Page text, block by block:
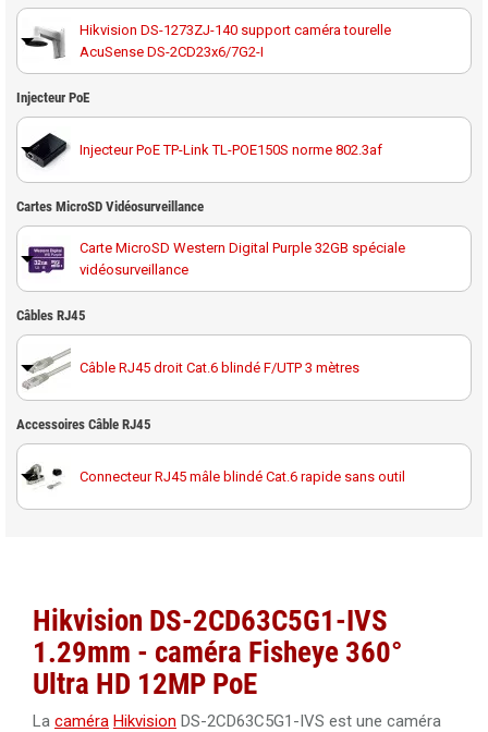
Hikvision DS-1273ZJ-140 support caméra tourelle
AcuSense DS-2CD23x6/7G2-I
Hikvision DS-1273ZJ-140B support avec boîte de
jonction caméra tourelle AcuSense DS-2CD23x6/7G2-I
Injecteur PoE
Injecteur PoE TP-Link TL-POE150S norme 802.3af
Cartes MicroSD Vidéosurveillance
Carte MicroSD Western Digital Purple 32GB spéciale
vidéosurveillance
Carte MicroSD Western Digital Purple 64GB spéciale
vidéosurveillance
vidéosurveillance
Carte MicroSD Western Digital Purple 256GB spéciale
vidéosurveillance
Câbles RJ45
Câble RJ45 droit Cat.6 blindé F/UTP 3 mètres
Câble RJ45 droit Cat.6 blindé F/UTP 10 mètres
Câble RJ45 droit Cat.6 blindé F/UTP 40 mètres 100%
cuivre
Accessoires Câble RJ45
Connecteur RJ45 mâle blindé Cat.6 rapide sans outil
Hikvision DS-2CD63C5G1-IVS
1.29mm - caméra Fisheye 360°
Ultra HD 12MP PoE
La caméra Hikvision DS-2CD63C5G1-IVS est une caméra